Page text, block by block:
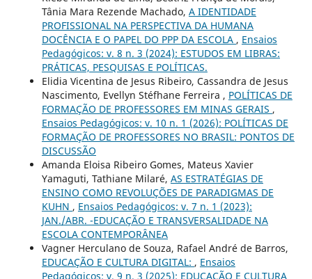
Tânia Mara Rezende Machado, A IDENTIDADE
PROFISSIONAL NA PERSPECTIVA DA HUMANA
DOCÊNCIA E O PAPEL DO PPP DA ESCOLA , Ensaios
Pedagógicos: v. 8 n. 3 (2024): ESTUDOS EM LIBRAS:
PRÁTICAS, PESQUISAS E POLÍTICAS.
Elidia Vicentina de Jesus Ribeiro, Cassandra de Jesus
Nascimento, Evellyn Stéfhane Ferreira , POLÍTICAS DE
FORMAÇÃO DE PROFESSORES EM MINAS GERAIS ,
Ensaios Pedagógicos: v. 10 n. 1 (2026): POLÍTICAS DE
FORMAÇÃO DE PROFESSORES NO BRASIL: PONTOS DE
DISCUSSÃO
Amanda Eloisa Ribeiro Gomes, Mateus Xavier
Yamaguti, Tathiane Milaré, AS ESTRATÉGIAS DE
ENSINO COMO REVOLUÇÕES DE PARADIGMAS DE
KUHN , Ensaios Pedagógicos: v. 7 n. 1 (2023):
JAN./ABR. -EDUCAÇÃO E TRANSVERSALIDADE NA
ESCOLA CONTEMPORÂNEA
Vagner Herculano de Souza, Rafael André de Barros,
EDUCAÇÃO E CULTURA DIGITAL: , Ensaios
Pedagógicos: v. 9 n. 3 (2025): EDUCAÇÃO E CULTURA